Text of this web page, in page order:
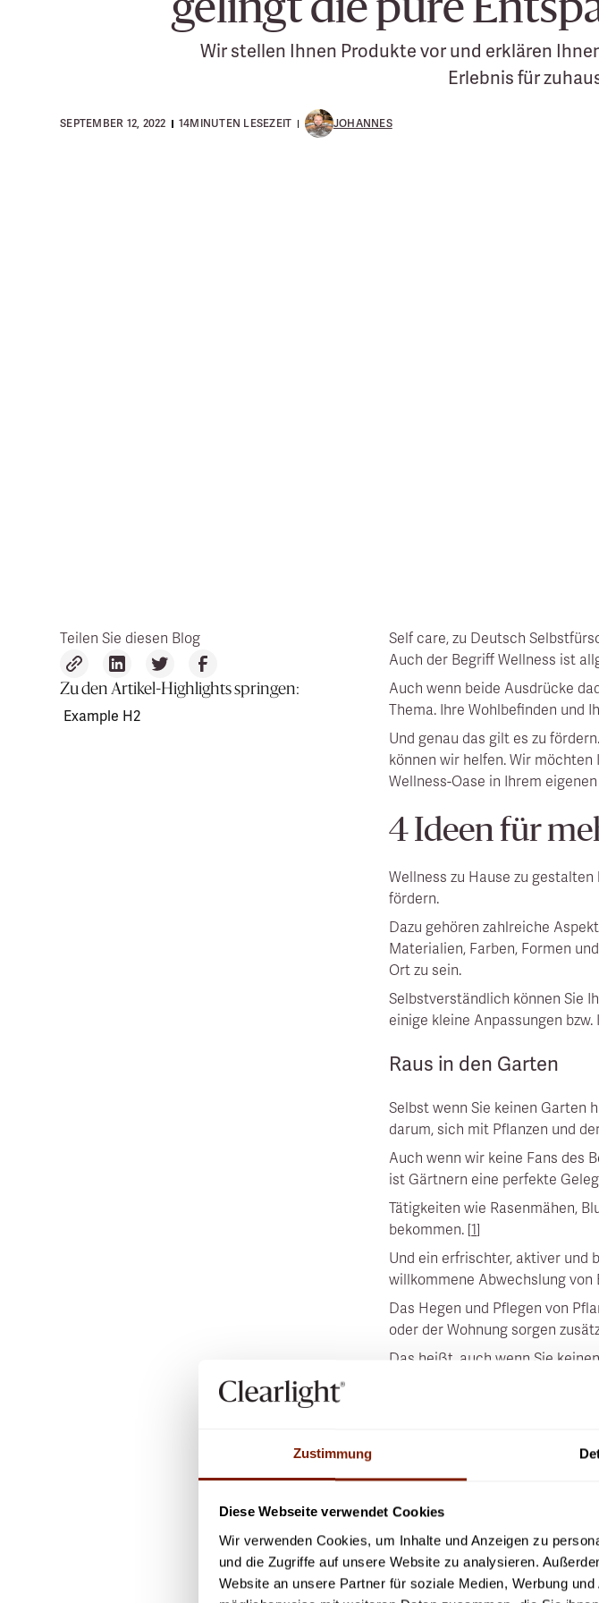
Zustimmung
Diese Webseite verwendet Cookies
Wir verwenden Cookies, um Inhalte und Anzeigen zu
und die Zugriffe auf unsere Website zu analysieren.
Website an unsere Partner für soziale Medien, Werbung
gelingt die pure
Wir stellen Ihnen Produkte vor und erklären
Erlebnis für
SEPTEMBER 12, 2022 14MINUTEN LESEZEIT JOHANNES
Teilen Sie diesen Blog
Zu den Artikel-Highlights springen:
Example H2
Self care, zu Deutsch
Auch der Begriff Wellness ist
Auch wenn beide Ausdrücke
Thema. Ihre Wohlbefinden und
Und genau das gilt es zu
können wir helfen. Wir
Wellness-Oase in Ihrem
4 Ideen für
Wellness zu Hause zu
fördern.
Dazu gehören zahlreiche
Materialien, Farben, Formen
Ort zu sein.
Selbstverständlich können Sie
einige kleine Anpassungen
Raus in den Garten
Selbst wenn Sie keinen Garten
darum, sich mit Pflanzen und
Auch wenn wir keine Fans des
ist Gärtnern eine perfekte
Tätigkeiten wie Rasenmähen,
bekommen. [1]
Und ein erfrischter, aktiver und
willkommene Abwechslung von
Das Hegen und Pflegen von
oder der Wohnung sorgen
Das heißt, auch wenn Sie
gießen, sorgen diese für eine
Nehmen Sie sich Zeit, einen
An Podcasts zu den Themen
fundierten Informationen rund
“The Sauna Show”.
Falls Sie schlichtweg nach